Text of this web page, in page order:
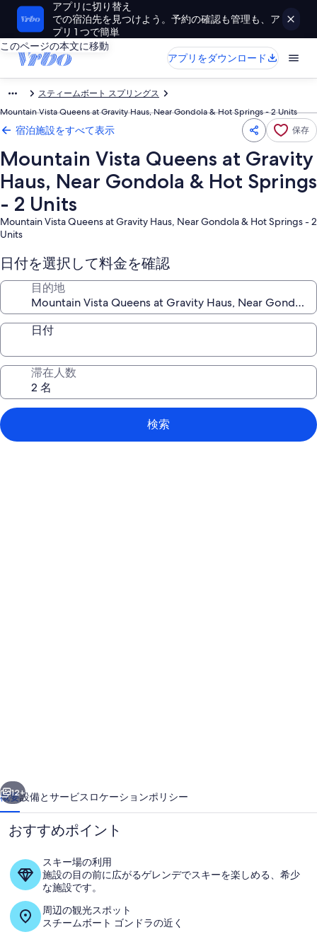
アプリに切り替え
での宿泊先を見つけよう。予約の確認も管理も、ア
プリ 1 つで簡単
このページの本文に移動
アプリをダウンロード
スティームボート スプリングス
Mountain Vista Queens at Gravity Haus, Near Gondola & Hot Springs - 2 Units
宿泊施設をすべて表示 保存
Mountain Vista Queens at Gravity
Haus, Near Gondola & Hot Springs
- 2 Units
Mountain Vista Queens at Gravity Haus, Near Gondola & Hot Springs - 2
Units
日付を選択して料金を確認
目的地
日付
滞在人数
検索
&
Hot
Springs
Units
の
12+
概要設備とサービス ロケーションポリシー
おすすめポイント
スキー場の利用
施設の目の前に広がるゲレンデでスキーを楽しめる、希少
な施設です。
周辺の観光スポット
スチームボート ゴンドラの近く